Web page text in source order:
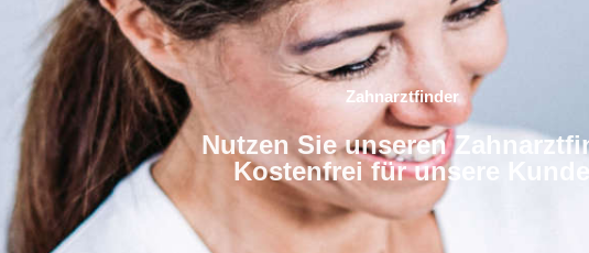
Zahnarztfinder
Nutzen Sie unseren
Kostenfrei für unsere